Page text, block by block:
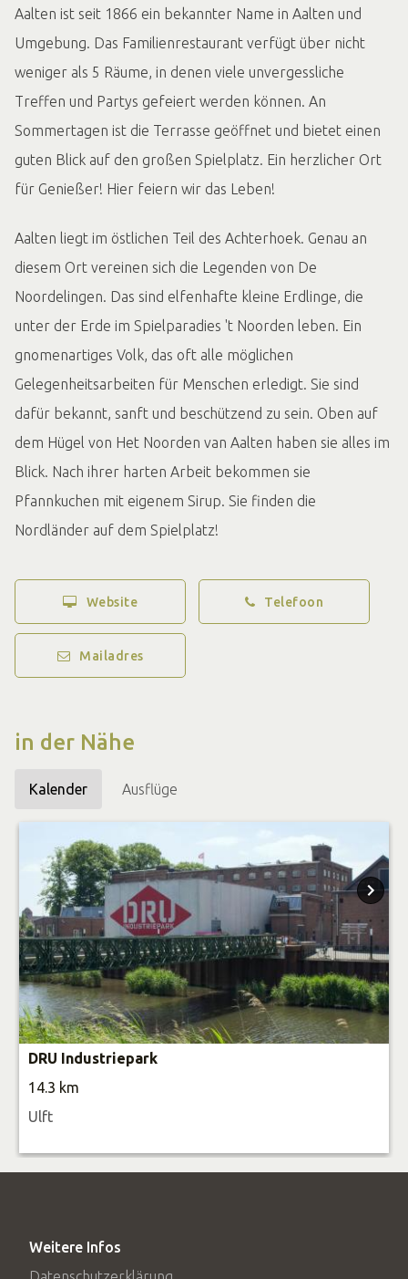
Aalten ist seit 1866 ein bekannter Name in Aalten und
Umgebung. Das Familienrestaurant verfügt über nicht
weniger als 5 Räume, in denen viele unvergessliche
Treffen und Partys gefeiert werden können. An
Sommertagen ist die Terrasse geöffnet und bietet einen
guten Blick auf den großen Spielplatz. Ein herzlicher Ort
für Genießer! Hier feiern wir das Leben!
Aalten liegt im östlichen Teil des Achterhoek. Genau an
diesem Ort vereinen sich die Legenden von De
Noordelingen. Das sind elfenhafte kleine Erdlinge, die
unter der Erde im Spielparadies 't Noorden leben. Ein
gnomenartiges Volk, das oft alle möglichen
Gelegenheitsarbeiten für Menschen erledigt. Sie sind
dafür bekannt, sanft und beschützend zu sein. Oben auf
dem Hügel von Het Noorden van Aalten haben sie alles im
Blick. Nach ihrer harten Arbeit bekommen sie
Pfannkuchen mit eigenem Sirup. Sie finden die
Nordländer auf dem Spielplatz!
Website Telefoon
Mailadres
in der Nähe
Kalender Ausflüge
DRU Industriepark
14.3 km
Ulft
Weitere Infos